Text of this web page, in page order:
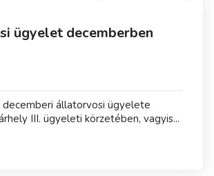
ügyelet decemberben
állatorvosi ügyelete
III. ügyeleti körzetében, vagyis...